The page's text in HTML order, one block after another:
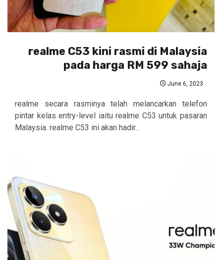
realme C53 kini rasmi di Malaysia
pada harga RM 599 sahaja
June 6, 2023
realme secara rasminya telah melancarkan telefon
pintar kelas entry-level iaitu realme C53 untuk pasaran
Malaysia. realme C53 ini akan hadir...